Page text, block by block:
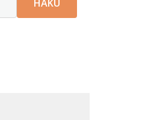
HAKU